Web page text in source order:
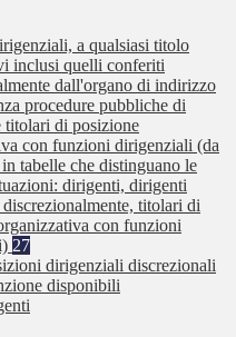
a qualsiasi titolo
inclusi quelli conferiti
dall'organo di indirizzo
procedure pubbliche di
titolari di posizione
con funzioni dirigenziali (da
tabelle che distinguano le
dirigenti, dirigenti
titolari di
con funzioni
27
dirigenziali discrezionali
disponibili